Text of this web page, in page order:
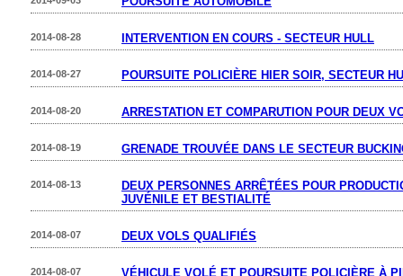
INTERVENTION EN COURS - SECTEUR HULL
2014-08-28
POURSUITE POLICIÈRE HIER SOIR, SECTEUR
2014-08-27
ARRESTATION ET COMPARUTION POUR DEUX
2014-08-20
GRENADE TROUVÉE DANS LE SECTEUR
2014-08-19
DEUX PERSONNES ARRÊTÉES POUR
JUVÉNILE ET BESTIALITÉ
2014-08-13
DEUX VOLS QUALIFIÉS
2014-08-07
VÉHICULE VOLÉ ET POURSUITE POLICIÈRE À
2014-08-07